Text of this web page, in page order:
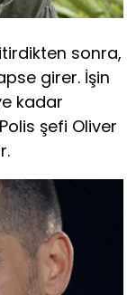
sonra,
girer. İşin
kadar
şefi Oliver